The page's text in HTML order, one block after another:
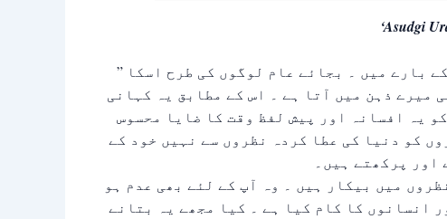
‘Asudgi
” مجھے نہیں معلوم اس لفظ ” آسودگی” کے مفہوم کے بارے میں ۔ بجائے عام لوگوں کی طرح اسکا
میرے ذہن میں آتا ہے ۔ اس کے مطابق یہ کہانی
یہ افسانہ اور پیش لفظ وقت کا ضایا محسوس
کو دنیا کی عطا کردہ نظروں سے نہیں خود کے
میں بیکار ہیں ۔ وہ آپ کے لئے بھی عدم ہو
انسانوں کا کام کیا ہے ۔ کیا مجھے یہ بتانے